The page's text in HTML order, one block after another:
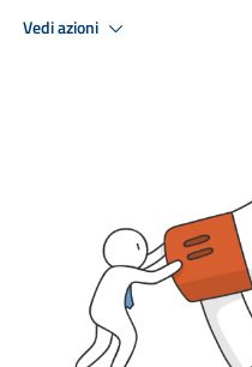
Vedi azioni